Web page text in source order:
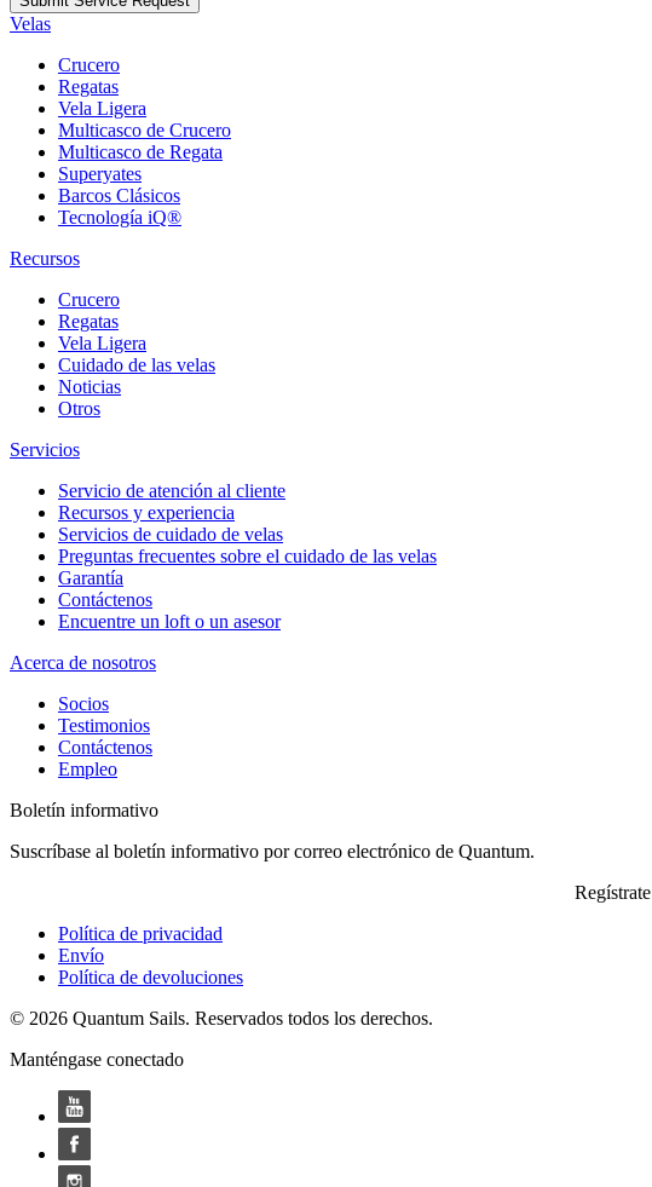
Velas
Crucero
Regatas
Vela Ligera
Multicasco de Crucero
Multicasco de Regata
Superyates
Barcos Clásicos
Tecnología iQ®
Recursos
Crucero
Regatas
Vela Ligera
Cuidado de las velas
Noticias
Otros
Servicios
Servicio de atención al cliente
Recursos y experiencia
Servicios de cuidado de velas
Preguntas frecuentes sobre el cuidado de las velas
Garantía
Contáctenos
Encuentre un loft o un asesor
Acerca de nosotros
Socios
Testimonios
Contáctenos
Empleo
Boletín informativo
Suscríbase al boletín informativo por correo electrónico de Quantum.
Regístrate
Política de privacidad
Envío
Política de devoluciones
© 2026 Quantum Sails. Reservados todos los derechos.
Manténgase conectado